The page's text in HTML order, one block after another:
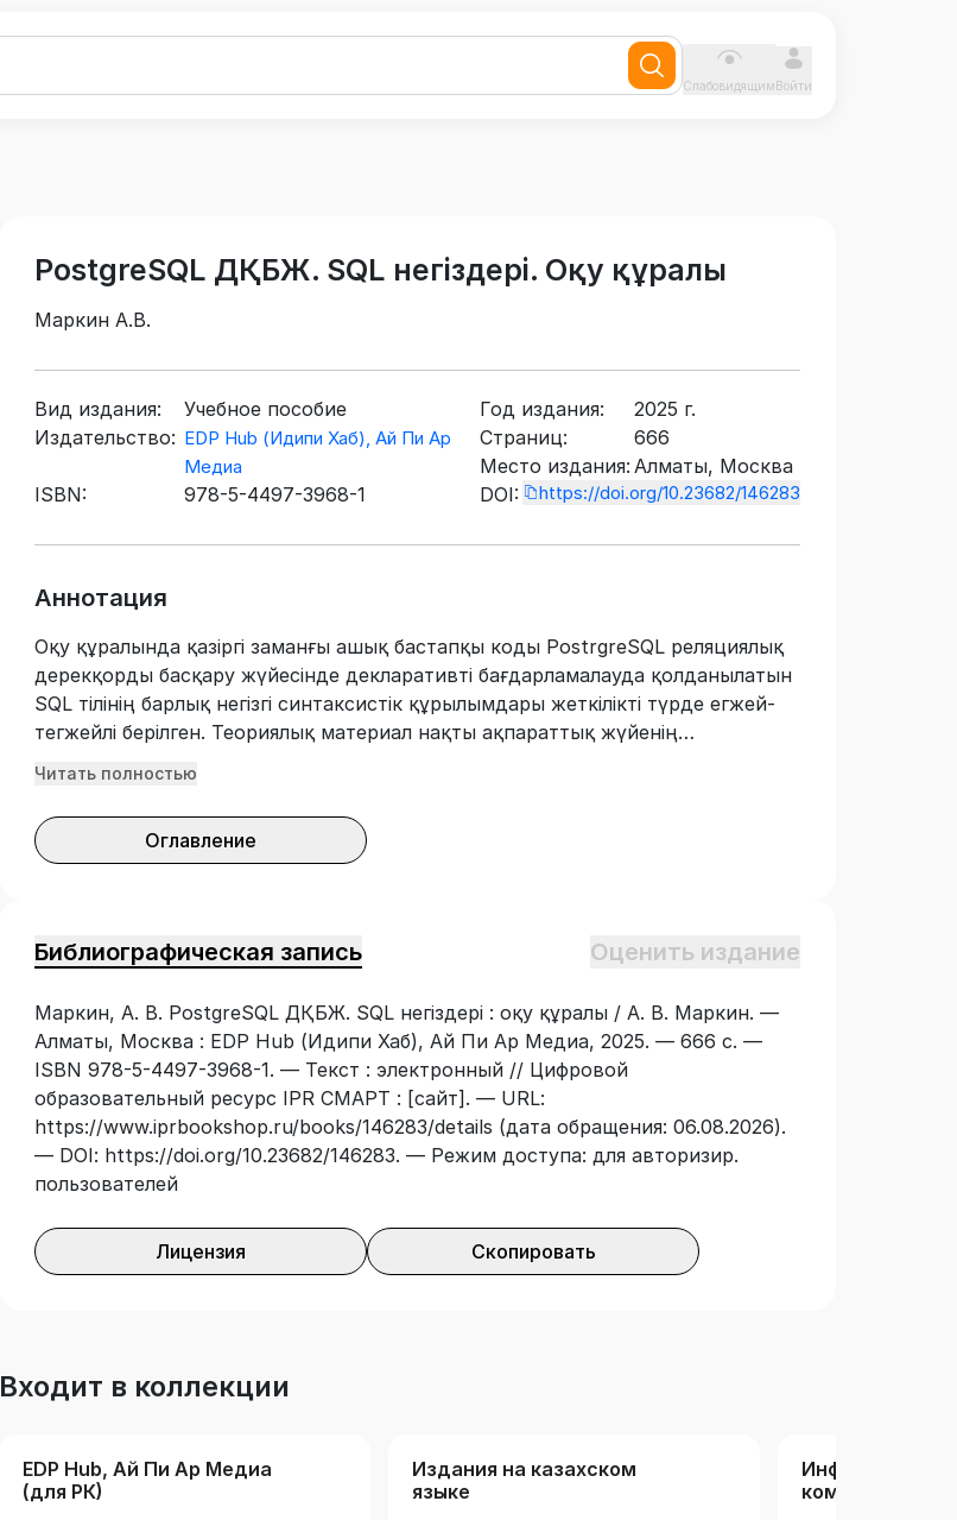
СлабовидящимВойти
PostgreSQL ДҚБЖ. SQL негіздері. Оқу құралы
Маркин А.В.
Вид издания:
Учебное пособие
Издательство: EDP Hub (Идипи Хаб), Ай Пи Ар
Медиа
ISBN: 978-5-4497-3968-1
Год издания:
2025 г.
Страниц:
666
Место издания: Алматы, Москва
DOI:
https://doi.org/10.23682/146283
Аннотация
Оқу құралында қазіргі заманғы ашық бастапқы коды PostrgreSQL реляциялық
дерекқорды басқару жүйесінде декларативті бағдарламалауда қолданылатын
SQL тілінің барлық негізгі синтаксистік құрылымдары жеткілікті түрде егжей-
тегжейлі берілген. Теориялық материал нақты ақпараттық жүйенің
дерекқорының жеңілдетілген үлгісі болып табылатын оқу деректер базасына
Оқырман мәліметтердің реляциялық моделімен, бастапқы және сыртқы
кілттер сияқты негізгі ұғымдармен, қатынастарды қалыпқа келтірумен,
бағдарламалау, деректерді анықтау және деректерді өзгерту. Автор әзірлеген
дағдыларды өз бетінше алуға ғана емес, сонымен қатар бағдарламалаудың
практикалық дағдыларын меңгеруге, сонымен қатар өзінің жаңа кәсіби
құзыреттілігін тексеруге мүмкіндік береді. зертханалық практикум және
оқулықтың барлық бөлімдері бойынша онлайн тестілеуден өту. «PostgreSQL
ДҚБЖ. SQL негіздері» пәнін оқитын «Ақпараттық-коммуникациялық
технологиялар» білім беру саласының жоғары білім беру студенттеріне
ұсынылды.
Читать полностью
Оглавление
Библиографическая запись Оценить издание
Маркин, А. В. PostgreSQL ДҚБЖ. SQL негіздері : оқу құралы / А. В. Маркин. —
Алматы, Москва : EDP Hub (Идипи Хаб), Ай Пи Ар Медиа, 2025. — 666 с. —
ISBN 978-5-4497-3968-1. — Текст : электронный // Цифровой
образовательный ресурс IPR СМАРТ : [сайт]. — URL:
https://www.iprbookshop.ru/books/146283/details (дата обращения: 06.08.2026).
— DOI: https://doi.org/10.23682/146283. — Режим доступа: для авторизир.
пользователей
Лицензия Скопировать
Входит в коллекции
EDP Hub, Ай Пи Ар Медиа
(для РК)
Издания на казахском
языке